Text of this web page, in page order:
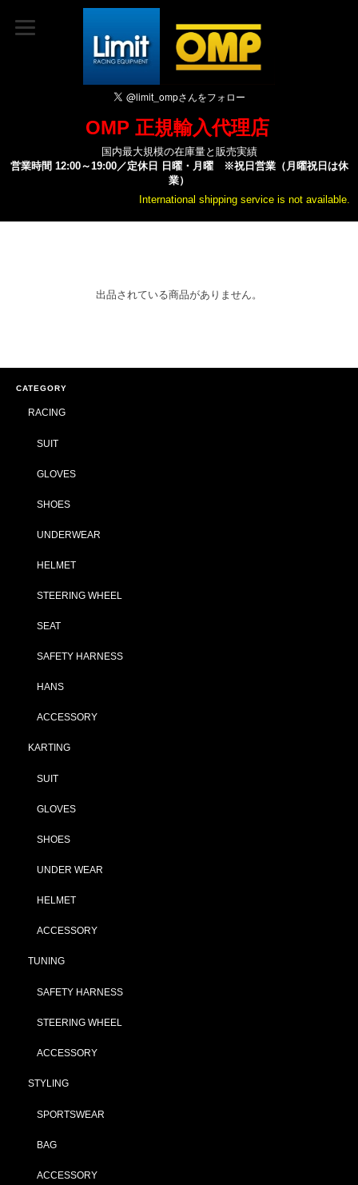
OMP 正規輸入代理店
国内最大規模の在庫量と販売実績
営業時間 12:00～19:00／定休日 日曜・月曜 ※祝日営業（月曜祝日は休
業）
International shipping service is not available.
出品されている商品がありません。
CATEGORY
RACING
SUIT
GLOVES
SHOES
UNDERWEAR
HELMET
STEERING WHEEL
SEAT
SAFETY HARNESS
HANS
ACCESSORY
KARTING
SUIT
GLOVES
SHOES
UNDER WEAR
HELMET
ACCESSORY
TUNING
SAFETY HARNESS
STEERING WHEEL
ACCESSORY
STYLING
SPORTSWEAR
BAG
ACCESSORY